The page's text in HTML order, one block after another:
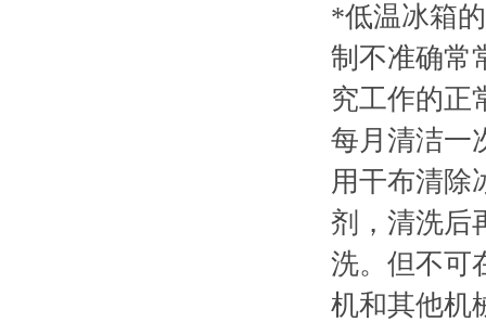
*低温冰箱
制不准确常
究工作的正
每月清洁一
用干布清除
剂，清洗后
洗。但不可
机和其他机